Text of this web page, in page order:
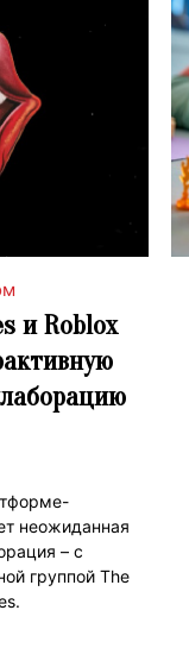
и Roblox
неожиданная
– с
группой The